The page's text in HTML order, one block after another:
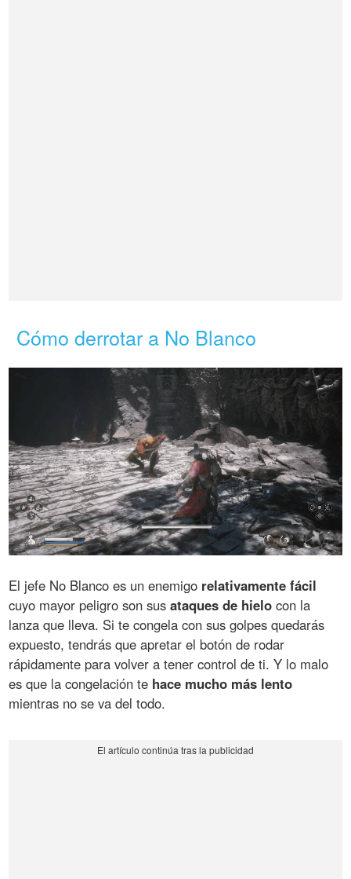
Cómo derrotar a No Blanco
El jefe No Blanco es un enemigo relativamente fácil
cuyo mayor peligro son susataques de hielo con la
lanza que lleva. Si te congela con sus golpes quedarás
expuesto, tendrás que apretar el botón de rodar
rápidamente para volver a tener control de ti. Y lo malo
es que la congelación te hace mucho más lento
mientras no se va del todo.